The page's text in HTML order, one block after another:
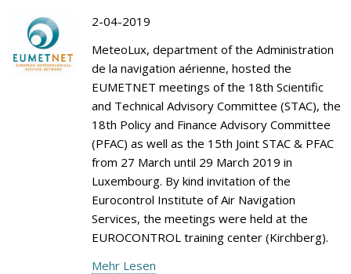
2-04-2019
MeteoLux, department of the Administration
de la navigation aérienne, hosted the
EUMETNET meetings of the 18th Scientific
and Technical Advisory Committee (STAC), the
18th Policy and Finance Advisory Committee
(PFAC) as well as the 15th Joint STAC & PFAC
from 27 March until 29 March 2019 in
Luxembourg. By kind invitation of the
Eurocontrol Institute of Air Navigation
Services, the meetings were held at the
EUROCONTROL training center (Kirchberg).
Mehr Lesen